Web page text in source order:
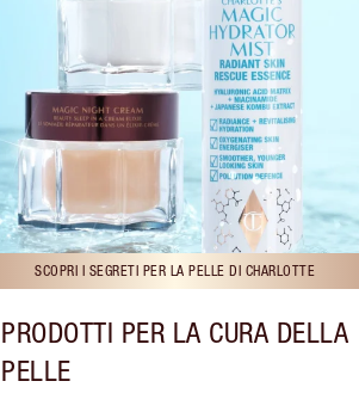
SCOPRI I SEGRETI PER LA PELLE DI CHARLOTTE
PRODOTTI PER LA CURA DELLA
PELLE